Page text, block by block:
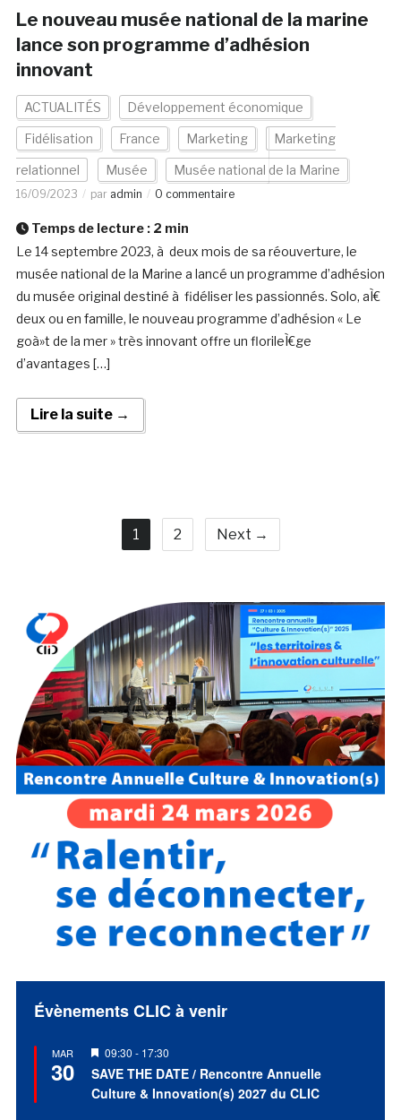
Le nouveau musée national de la marine
lance son programme d’adhésion
innovant
ACTUALITÉS Développement économique
Fidélisation France Marketing Marketing
relationnel Musée Musée national de la Marine
16/09/2023 par admin 0 commentaire
Temps de lecture : 2 min
Le 14 septembre 2023, à deux mois de sa réouverture, le
musée national de la Marine a lancé un programme d’adhésion
du musée original destiné à fidéliser les passionnés. Solo, aÌ€
deux ou en famille, le nouveau programme d’adhésion « Le
goà»t de la mer » très innovant offre un florileÌ€ge
d’avantages […]
Lire la suite →
1 2 Next →
Évènements CLIC à venir
MAR
30
Mis
en
avant
09:30 - 17:30
SAVE THE DATE / Rencontre Annuelle
Culture & Innovation(s) 2027 du CLIC